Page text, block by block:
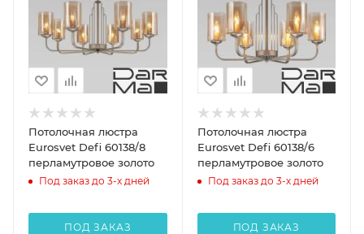
Потолочная люстра
Eurosvet Defi 60138/8
перламутровое золото
Под заказ до 3-х дней
ПОД ЗАКАЗ
Потолочная люстра
Eurosvet Defi 60138/6
перламутровое золото
Под заказ до 3-х дней
ПОД ЗАКАЗ